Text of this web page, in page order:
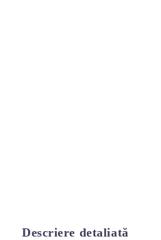
Descriere detaliată